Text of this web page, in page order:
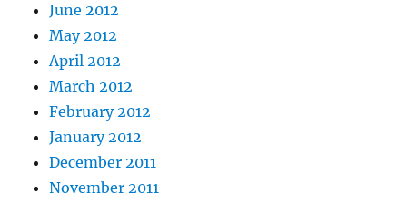
June 2012
May 2012
April 2012
March 2012
February 2012
January 2012
December 2011
November 2011